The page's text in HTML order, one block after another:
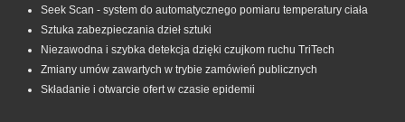
Seek Scan - system do automatycznego pomiaru temperatury ciała
Sztuka zabezpieczania dzieł sztuki
Niezawodna i szybka detekcja dzięki czujkom ruchu TriTech
Zmiany umów zawartych w trybie zamówień publicznych
Składanie i otwarcie ofert w czasie epidemii